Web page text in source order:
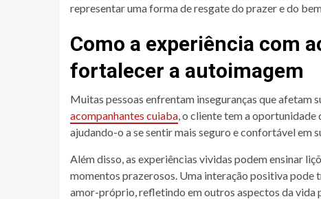
representar uma forma de resgate do prazer e do
Como a experiência com
fortalecer a autoimagem
Muitas pessoas enfrentam inseguranças que afetam
acompanhantes cuiaba , o cliente tem a
ajudando-o a se sentir mais seguro e confortável em
Além disso, as experiências vividas podem ensinar
momentos prazerosos. Uma interação positiva
amor-próprio, refletindo em outros aspectos da vida